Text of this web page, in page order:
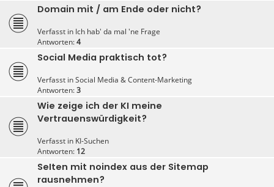
Domain mit / am Ende oder nicht?
Verfasst in Ich hab' da mal 'ne Frage
Antworten:4
Social Media praktisch tot?
Verfasst inSocial Media & Content-Marketing
Antworten:3
Wie zeige ich der KI meine
Vertrauenswürdigkeit?
Verfasst in KI-Suchen
Antworten: 12
SeIten mit noindex aus der Sitemap
rausnehmen?